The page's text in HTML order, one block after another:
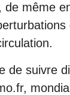
de même
de suivre